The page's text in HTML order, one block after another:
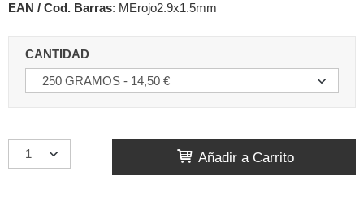
EAN / Cod. Barras: MErojo2.9x1.5mm
CANTIDAD
Añadir a Carrito